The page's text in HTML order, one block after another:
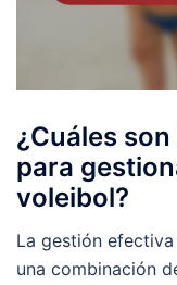
¿Cuáles
para
voleibol?
La gestión
una combinación